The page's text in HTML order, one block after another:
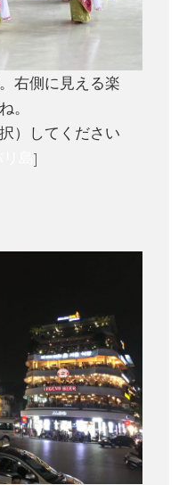
右側に見える楽
。
）してください
]